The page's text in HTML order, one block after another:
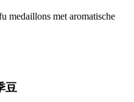
medaillons met aromatische
豆